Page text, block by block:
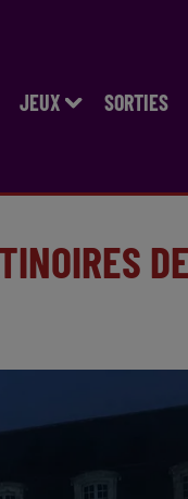
JEUX SORTIES